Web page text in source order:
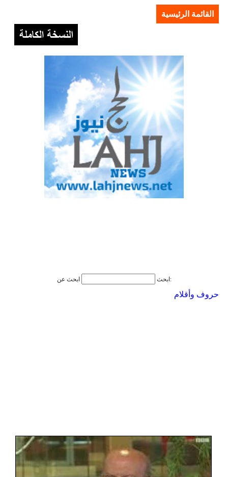
القائمة الرئيسية
ابحث ابحث عن:
حروف وأقلام